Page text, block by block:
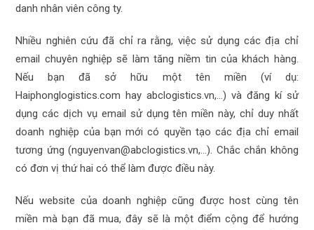
danh nhân viên công ty.
Nhiều nghiên cứu đã chỉ ra rằng, việc sử dụng các địa chỉ
email chuyên nghiệp sẽ làm tăng niềm tin của khách hàng.
Nếu bạn đã sở hữu một tên miền (ví dụ:
Haiphonglogistics.com hay abclogistics.vn,…) và đăng kí sử
dụng các dịch vụ email sử dụng tên miền này, chỉ duy nhất
doanh nghiệp của bạn mới có quyền tạo các địa chỉ email
tương ứng (nguyenvan@abclogistics.vn,…). Chắc chắn không
có đơn vị thứ hai có thể làm được điều này.
Nếu website của doanh nghiệp cũng được host cùng tên
miền mà bạn đã mua, đây sẽ là một điểm cộng để hướng